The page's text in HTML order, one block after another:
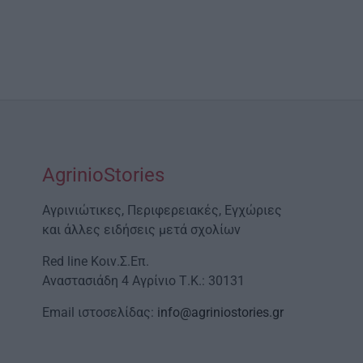
AgrinioStories
Αγρινιώτικες, Περιφερειακές, Εγχώριες
και άλλες ειδήσεις μετά σχολίων
Red line Κοιν.Σ.Επ.
Αναστασιάδη 4 Αγρίνιο Τ.Κ.: 30131
Email ιστοσελίδας: info@agriniostories.gr